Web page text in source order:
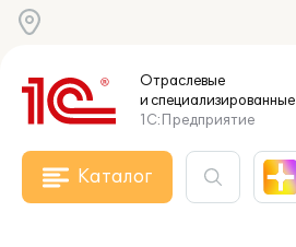
Отраслевые
и специализированные
1С:Предприятие
Каталог